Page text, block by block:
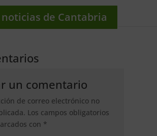
noticias de Cantabria
un comentario
de correo electrónico no
Los campos obligatorios
con *